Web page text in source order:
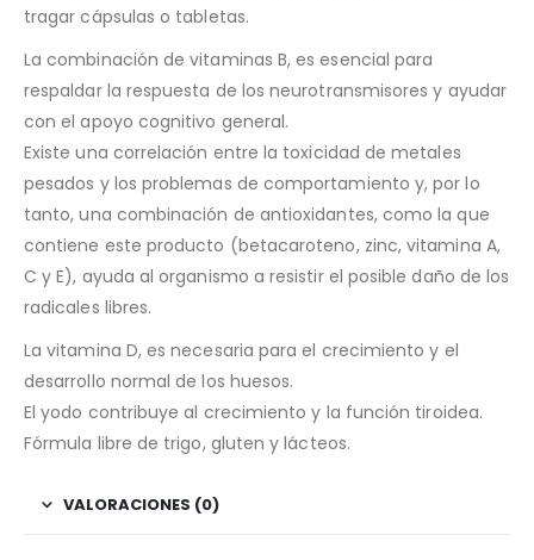
tragar cápsulas o tabletas.
La combinación de vitaminas B, es esencial para
respaldar la respuesta de los neurotransmisores y ayudar
con el apoyo cognitivo general.
Existe una correlación entre la toxicidad de metales
pesados y los problemas de comportamiento y, por lo
tanto, una combinación de antioxidantes, como la que
contiene este producto (betacaroteno, zinc, vitamina A,
C y E), ayuda al organismo a resistir el posible daño de los
radicales libres.
La vitamina D, es necesaria para el crecimiento y el
desarrollo normal de los huesos.
El yodo contribuye al crecimiento y la función tiroidea.
Fórmula libre de trigo, gluten y lácteos.
VALORACIONES (0)